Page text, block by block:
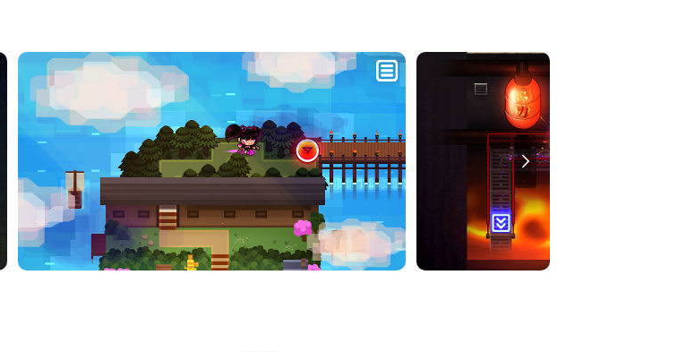
略。
下水道粘液怪还有随时随时进入潜行状态的忍者？！《快刀小金》中多达20名行为各异的敌人等
游戏体验特殊能力